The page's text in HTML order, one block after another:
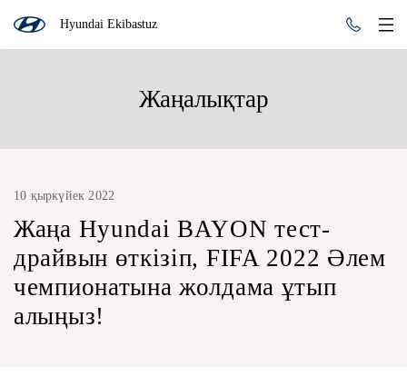
Hyundai Ekibastuz
Жаңалықтар
10 қыркүйек 2022
Жаңа Hyundai BAYON тест-
драйвын өткізіп, FIFA 2022 Әлем
чемпионатына жолдама ұтып
алыңыз!